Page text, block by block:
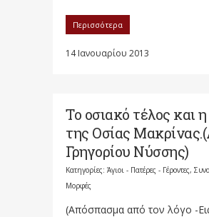
Περισσότερα
14 Ιανουαρίου 2013
To oσιακό τέλος και
της Οσίας
Γρηγορίου Νύσσης)
Κατηγορίες: Άγιοι - Πατέρες - Γέροντες,
Μορφές
(Απόσπασμα από τον λόγο -